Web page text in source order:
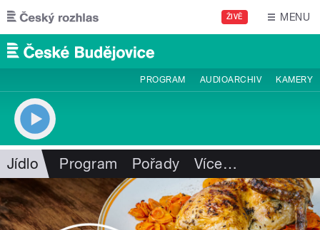
Přejít k hlavnímu obsahu
ŽIVĚ MENU
PROGRAM AUDIOARCHIV KAMERY
Jídlo Program Pořady Více…